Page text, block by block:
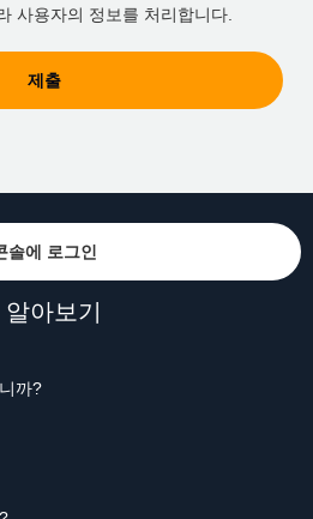
사용자의 정보를 처리합니다.
제출
솔에 로그인
아보기
까?